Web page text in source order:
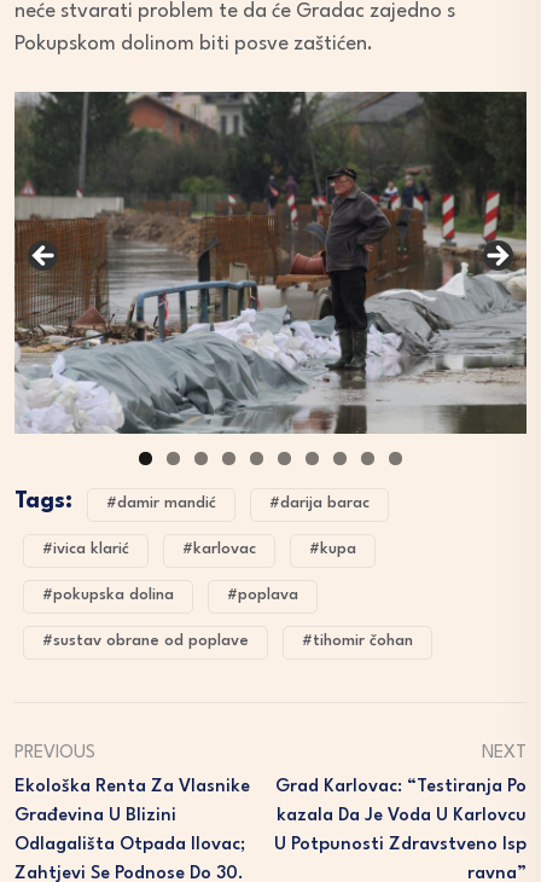
neće stvarati problem te da će Gradac zajedno s
Pokupskom dolinom biti posve zaštićen.
Tags: #damir mandić #darija barac
#ivica klarić #karlovac #kupa
#pokupska dolina #poplava
#sustav obrane od poplave #tihomir čohan
PREVIOUS
Ekološka Renta Za Vlasnike
Građevina U Blizini
Odlagališta Otpada Ilovac;
Zahtjevi Se Podnose Do 30.
NEXT
Grad Karlovac: “Testiranja Po
Kazala Da Je Voda U Karlovcu
U Potpunosti Zdravstveno Isp
Ravna”